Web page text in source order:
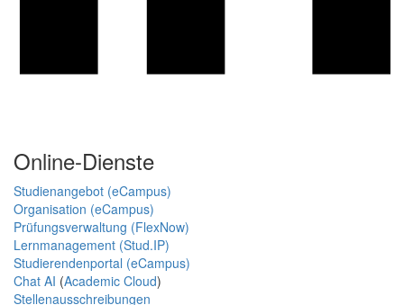
Online-Dienste
Studienangebot (eCampus)
Organisation (eCampus)
Prüfungsverwaltung (FlexNow)
Lernmanagement (Stud.IP)
Studierendenportal (eCampus)
Chat AI (Academic Cloud)
Stellenausschreibungen